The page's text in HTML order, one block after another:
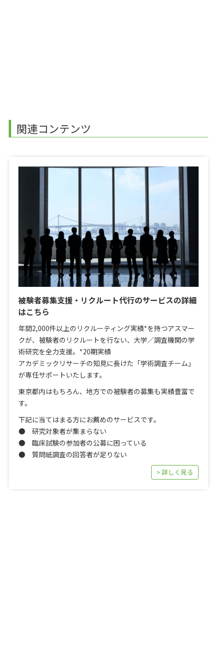
関連コンテンツ
被験者募集支援・リクルート代行のサービスの詳細
はこちら
年間2,000件以上のリクルーティング実績*を持つアスマー
クが、被験者のリクルートを行ない、大学／調査機関の学
術研究を全力支援。*20期実績
アカデミックリサーチの知見に長けた「学術調査チーム」
が専任サポートいたします。
東京都内はもちろん、地方での被験者の募集も実績豊富で
す。
下記に当てはまる方にお薦めのサービスです。
● 研究対象者が集まらない
● 臨床試験の参加者の公募に困っている
● 質問紙調査の回答者が足りない
> 詳しく見る